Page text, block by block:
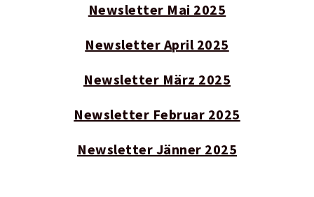
Newsletter Mai 2025
Newsletter April 2025
Newsletter März 2025
Newsletter Februar 2025
Newsletter Jänner 2025